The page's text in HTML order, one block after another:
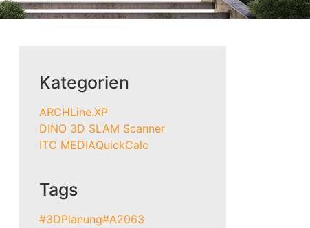
Kategorien
ARCHLine.XP
DINO 3D SLAM Scanner
ITC MEDIAQuickCalc
Tags
#3DPlanung#A2063